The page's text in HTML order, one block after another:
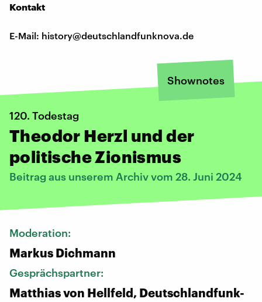
Kontakt
E-Mail: history@deutschlandfunknova.de
Shownotes
120. Todestag
Theodor Herzl und der
politische Zionismus
Beitrag aus unserem Archiv vom 28. Juni 2024
Moderation:
Markus Dichmann
Gesprächspartner:
Matthias von Hellfeld, Deutschlandfunk-